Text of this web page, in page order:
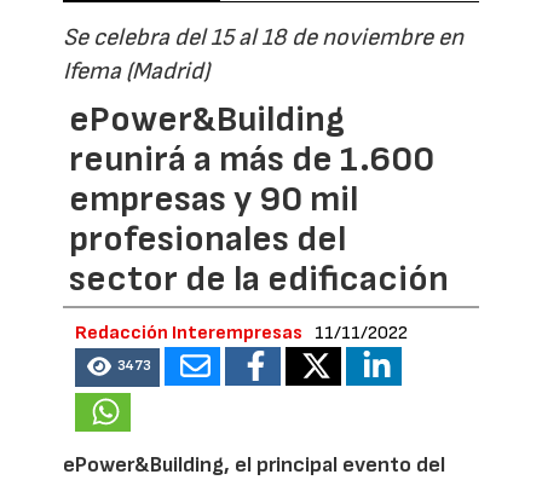
Se celebra del 15 al 18 de noviembre en
Ifema (Madrid)
ePower&Building
reunirá a más de 1.600
empresas y 90 mil
profesionales del
sector de la edificación
Redacción Interempresas 11/11/2022
3473
ePower&Building, el principal evento del